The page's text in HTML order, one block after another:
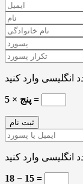
پنج × 5 =
18 − 15 =